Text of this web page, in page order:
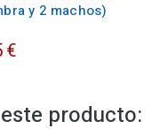
y 2 machos)
€
producto: